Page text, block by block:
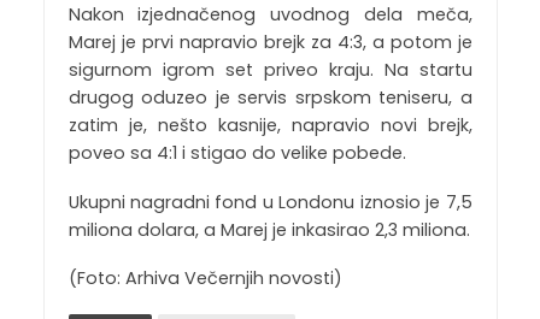
Nakon izjednačenog uvodnog dela meča,
Marej je prvi napravio brejk za 4:3, a potom je
sigurnom igrom set priveo kraju. Na startu
drugog oduzeo je servis srpskom teniseru, a
zatim je, nešto kasnije, napravio novi brejk,
poveo sa 4:1 i stigao do velike pobede.
Ukupni nagradni fond u Londonu iznosio je 7,5
miliona dolara, a Marej je inkasirao 2,3 miliona.
(Foto: Arhiva Večernjih novosti)